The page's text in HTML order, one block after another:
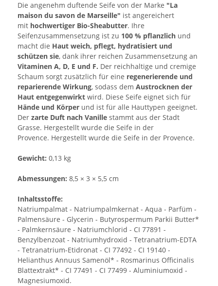
Die angenehm duftende Seife von der Marke "La
maison du savon de Marseille" ist angereichert
mit hochwertiger Bio-Sheabutter. Ihre
Seifenzusammensetzung ist zu 100 % pflanzlich und
macht die Haut weich, pflegt, hydratisiert und
schützen sie, dank ihrer reichen Zusammensetzung an
Vitaminen A, D, E und F. Der reichhaltige und cremige
Schaum sorgt zusätzlich für eine regenerierende und
reparierende Wirkung, sodass dem Austrocknen der
Haut entgegenwirkt wird. Diese Seife eignet sich für
Hände und Körper und ist für alle Hauttypen geeignet.
Der zarte Duft nach Vanille stammt aus der Stadt
Grasse. Hergestellt wurde die Seife in der
Provence. Hergestellt wurde die Seife in der Provence.
Gewicht: 0,13 kg
Abmessungen: 8,5 × 3 × 5,5 cm
Inhaltsstoffe:
Natriumpalmat - Natriumpalmkernat - Aqua - Parfüm -
Palmensäure - Glycerin - Butyrospermum Parkii Butter*
- Palmkernsäure - Natriumchlorid - CI 77891 -
Benzylbenzoat - Natriumhydroxid - Tetranatrium-EDTA
- Tetranatrium-Etidronat - CI 77492 - CI 19140 -
Helianthus Annuus Samenöl* - Rosmarinus Officinalis
Blattextrakt* - CI 77491 - CI 77499 - Aluminiumoxid -
Magnesiumoxid.